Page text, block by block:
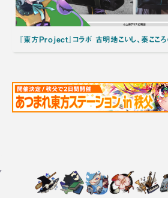
『東方Project』コラボ 古明地こいし、秦こころ